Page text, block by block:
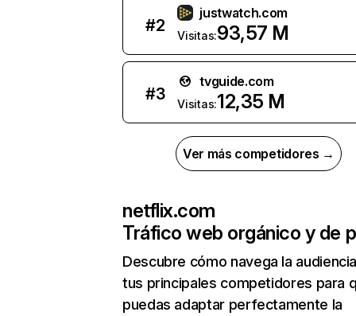
#2
justwatch.com
Visitas:93,57 M
#3
tvguide.com
Visitas:12,35 M
Ver más competidores →
netflix.com
Tráfico web orgánico y de
Descubre cómo navega la
tus principales competidores para
puedas adaptar perfectamente la